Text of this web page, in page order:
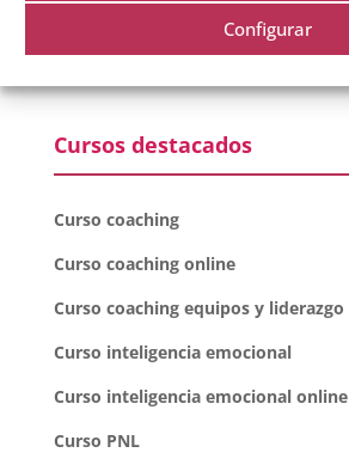
Configurar
Cursos destacados
Curso coaching
Curso coaching online
Curso coaching equipos y liderazgo
Curso inteligencia emocional
Curso inteligencia emocional online
Curso PNL